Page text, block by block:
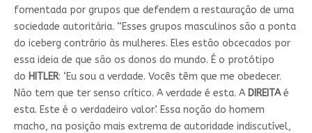
fomentada por grupos que defendem a restauração de uma
sociedade autoritária. “Esses grupos masculinos são a ponta
do iceberg contrário às mulheres. Eles estão obcecados por
essa ideia de que são os donos do mundo. É o protótipo
do HITLER: ‘Eu sou a verdade. Vocês têm que me obedecer.
Não tem que ter senso crítico. A verdade é esta. A DIREITA é
esta. Este é o verdadeiro valor’. Essa noção do homem
macho, na posição mais extrema de autoridade indiscutível,